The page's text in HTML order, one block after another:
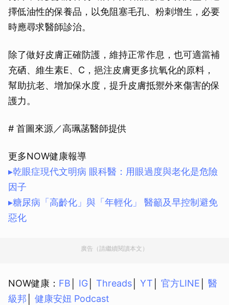
擇低油性的保養品，以免阻塞毛孔、粉刺增生，必要
時應尋求醫師診治。
除了做好皮膚正確防護，維持正常作息，也可適當補
充硒、維生素E、C，挹注皮膚更多抗氧化的原料，
幫助抗老、增加保水度，提升皮膚抵禦外來傷害的保
護力。
# 首圖來源／高珮菡醫師提供
更多NOW健康報導
▸乾眼症現代文明病 眼科醫：用眼過度與老化是危險
因子
▸糖尿病「高齡化」與「年輕化」 醫籲及早控制避免
惡化
廣告（請繼續閱讀本文）
NOW健康： FB IG Threads YT 官方LINE
醫
級邦
健康安妞 Podcast